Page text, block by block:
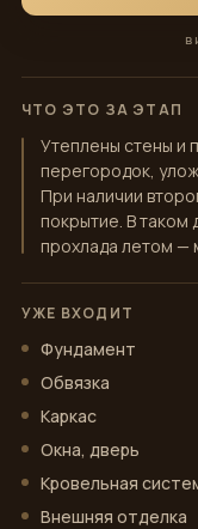
в
ЧТО ЭТО ЗА ЭТАП
Утеплены стены и
перегородок,
При наличии
покрытие. В
прохлада летом —
УЖЕ ВХОДИТ
Фундамент
Обвязка
Каркас
Окна, дверь
Кровельная
Внешняя отделка